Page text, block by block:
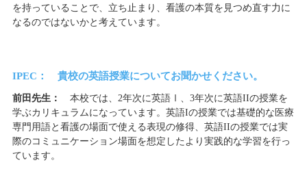
を持っていることで、立ち止まり、看護の本質を見つめ直す力に
なるのではないかと考えています。
IPEC： 貴校の英語授業についてお聞かせください。
前田先生：
本校では、2年次に英語Ⅰ、3年次に英語IIの授業を
学ぶカリキュラムになっています。英語Iの授業では基礎的な医療
専門用語と看護の場面で使える表現の修得、英語IIの授業では実
際のコミュニケーション場面を想定したより実践的な学習を行っ
ています。